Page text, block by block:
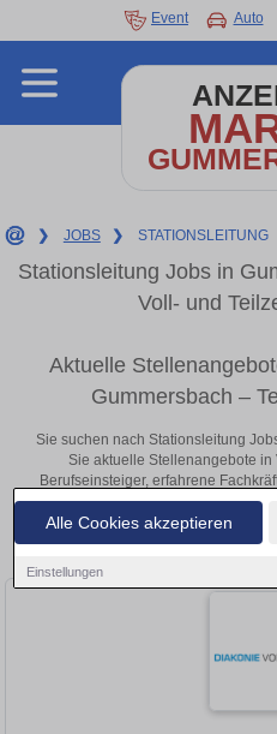
Alle Cookies akzeptieren
Einstellungen
Event Auto
❯ JOBS ❯ STATIONSLEITUNG
Stationsleitung Jobs in
Voll- und
Aktuelle
Gummersbach –
Sie suchen nach Stationsleitung
Sie aktuelle Stellenangebote
Berufseinsteiger, erfahrene
Büro, vor Ort oder remote:
Region und bewerben Sie sich
Stellen in